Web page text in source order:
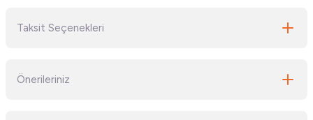
Taksit Seçenekleri
Önerileriniz